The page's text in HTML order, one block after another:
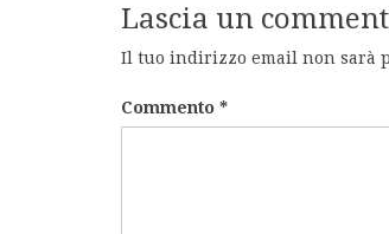
Lascia un
Il tuo indirizzo email non sarà
Commento *